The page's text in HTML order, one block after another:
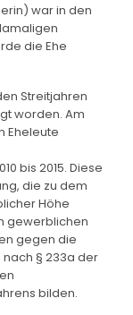
war in den
die Ehe
Streitjahren
worden. Am
Eheleute
bis 2015. Diese
die zu dem
Höhe
gewerblichen
gegen die
§ 233a der
bilden.